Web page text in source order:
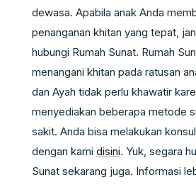
dewasa. Apabila anak Anda
penanganan khitan yang tepat,
hubungi Rumah Sunat. Rumah
menangani khitan pada ratusan
dan Ayah tidak perlu khawatir
menyediakan beberapa metode
sakit. Anda bisa melakukan
dengan kami disini. Yuk, segara
Sunat sekarang juga. Informasi